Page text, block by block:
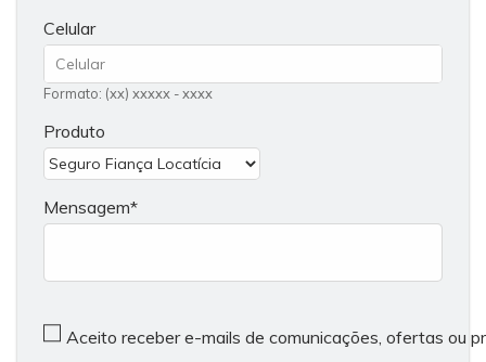
Celular
Formato: (xx) xxxxx - xxxx
Produto
Mensagem
Aceito receber e-mails de comunicações, ofertas ou